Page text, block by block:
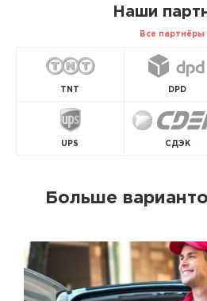
Наши
Все партнёры
TNT DPD
UPS СДЭК
Больше